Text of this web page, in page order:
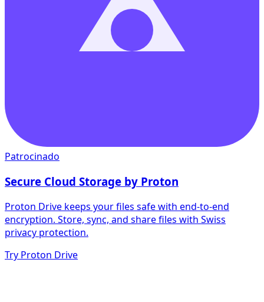
Patrocinado
Secure Cloud Storage by Proton
Proton Drive keeps your files safe with end-to-end
encryption. Store, sync, and share files with Swiss
privacy protection.
Try Proton Drive